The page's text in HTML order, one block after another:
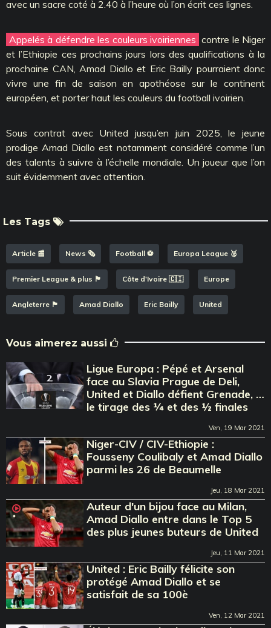
avec un sacre coté à 2.40 à l’heure où l’on écrit ces lignes.
Appelés à défendre les couleurs ivoiriennes contre le Niger
et l’Ethiopie ces prochains jours lors des qualifications à la
prochaine CAN, Amad Diallo et Eric Bailly pourraient donc
vivre une fin de saison en apothéose sur le continent
européen, et porter haut les couleurs du football ivoirien.
Sous contrat avec United jusqu’en juin 2025, le jeune
prodige Amad Diallo est notamment considéré comme l’un
des talents à suivre à l’échelle mondiale. Un joueur que l’on
suit évidemment avec attention.
Les Tags
Article 📰 News 🗞️ Football ⚽️ Europa League 🥈
Premier League & plus 🏴󠁧󠁢󠁥󠁮󠁧󠁿 Côte d'Ivoire 🇨🇮 Europe
Angleterre 🏴󠁧󠁢󠁥󠁮󠁧󠁿 Amad Diallo Eric Bailly United
Vous aimerez aussi
Ligue Europa : Pépé et Arsenal
face au Slavia Prague de Deli,
United et Diallo défient Grenade, …
le tirage des ¼ et des ½ finales
Ven, 19 Mar 2021
Niger-CIV / CIV-Ethiopie :
Fousseny Coulibaly et Amad Diallo
parmi les 26 de Beaumelle
Jeu, 18 Mar 2021
Auteur d'un bijou face au Milan,
Amad Diallo entre dans le Top 5
des plus jeunes buteurs de United
Jeu, 11 Mar 2021
United : Eric Bailly félicite son
protégé Amad Diallo et se
satisfait de sa 100è
Ven, 12 Mar 2021